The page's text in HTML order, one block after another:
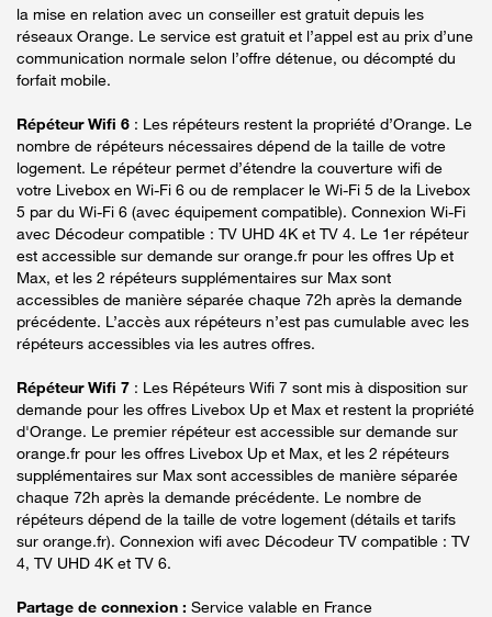
la mise en relation avec un conseiller est gratuit depuis les
réseaux Orange. Le service est gratuit et l’appel est au prix d’une
communication normale selon l’offre détenue, ou décompté du
forfait mobile.
Répéteur Wifi 6 : Les répéteurs restent la propriété d’Orange. Le
nombre de répéteurs nécessaires dépend de la taille de votre
logement. Le répéteur permet d’étendre la couverture wifi de
votre Livebox en Wi-Fi 6 ou de remplacer le Wi-Fi 5 de la Livebox
5 par du Wi-Fi 6 (avec équipement compatible). Connexion Wi-Fi
avec Décodeur compatible : TV UHD 4K et TV 4. Le 1er répéteur
est accessible sur demande sur orange.fr pour les offres Up et
Max, et les 2 répéteurs supplémentaires sur Max sont
accessibles de manière séparée chaque 72h après la demande
précédente. L’accès aux répéteurs n’est pas cumulable avec les
répéteurs accessibles via les autres offres.
Répéteur Wifi 7 : Les Répéteurs Wifi 7 sont mis à disposition sur
demande pour les offres Livebox Up et Max et restent la propriété
d'Orange. Le premier répéteur est accessible sur demande sur
orange.fr pour les offres Livebox Up et Max, et les 2 répéteurs
supplémentaires sur Max sont accessibles de manière séparée
chaque 72h après la demande précédente. Le nombre de
répéteurs dépend de la taille de votre logement (détails et tarifs
sur orange.fr). Connexion wifi avec Décodeur TV compatible : TV
4, TV UHD 4K et TV 6.
Partage de connexion : Service valable en France